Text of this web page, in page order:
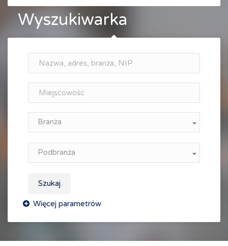
Wyszukiwarka
Branża
Podbranża
Szukaj